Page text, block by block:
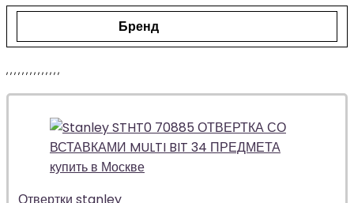
Бренд
,,,,,,,,,,,,,,